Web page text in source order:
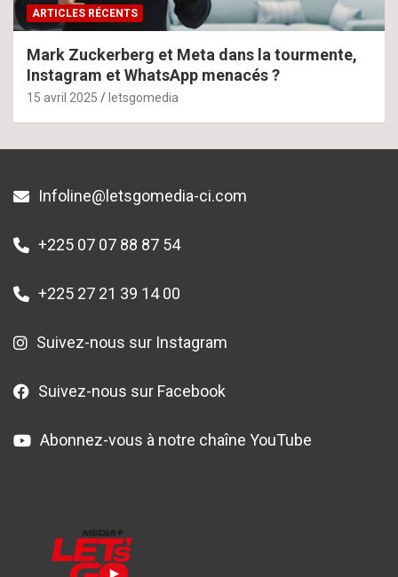
ARTICLES RÉCENTS
Mark Zuckerberg et Meta dans la tourmente,
Instagram et WhatsApp menacés ?
15 avril 2025 letsgomedia
Infoline@letsgomedia-ci.com
+225 07 07 88 87 54
+225 27 21 39 14 00
Suivez-nous sur Instagram
Suivez-nous sur Facebook
Abonnez-vous à notre chaîne YouTube